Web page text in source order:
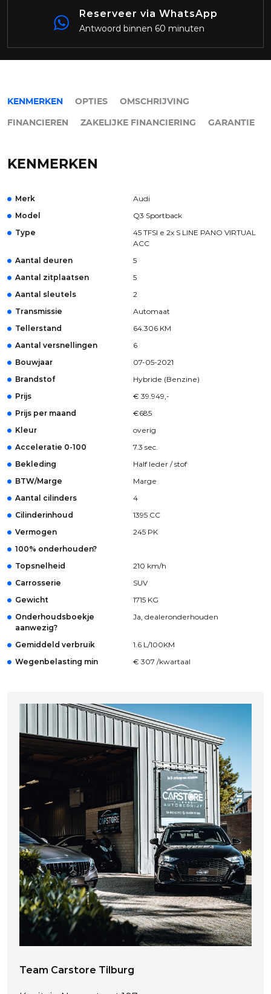
Reserveer via WhatsApp
Antwoord binnen 60 minuten
KENMERKEN OPTIES OMSCHRIJVING
FINANCIEREN ZAKELIJKE FINANCIERING GARANTIE
KENMERKEN
Merk
Audi
Model
Q3 Sportback
Type
45 TFSI e 2x S LINE PANO VIRTUAL
ACC
Aantal deuren
5
Aantal zitplaatsen
5
Aantal sleutels
2
Transmissie
Automaat
Tellerstand
64.306 KM
Aantal versnellingen
6
Bouwjaar
07-05-2021
Brandstof
Hybride (Benzine)
Prijs
€ 39.949,-
Prijs per maand
€685
Kleur
overig
Acceleratie 0-100
7.3 sec.
Bekleding
Half leder / stof
BTW/Marge
Marge
Aantal cilinders
4
Cilinderinhoud
1395 CC
Vermogen
245 PK
100% onderhouden?
Topsnelheid
210 km/h
Carrosserie
SUV
Gewicht
1715 KG
Onderhoudsboekje
aanwezig?
Ja, dealeronderhouden
Gemiddeld verbruik
1.6 L/100KM
Wegenbelasting min
€ 307 /kwartaal
Team Carstore Tilburg